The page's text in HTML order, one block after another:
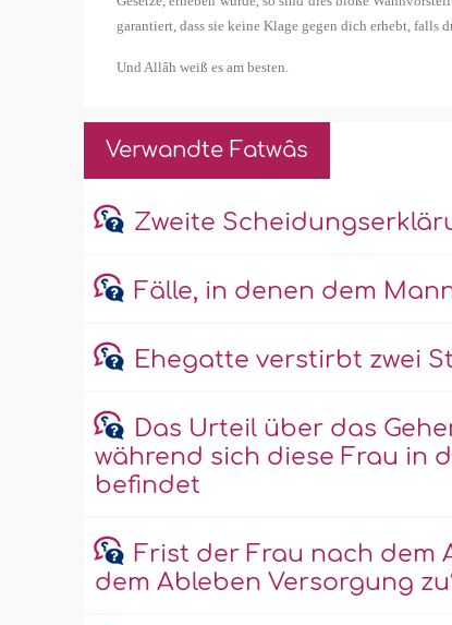
garantiert, dass sie keine Klage gegen dich erhebt, falls
Und Allâh weiß es am besten.
Verwandte Fatwâs
Zweite
Fälle, in denen dem
Ehegatte verstirbt zwei
Das Urteil über das
während sich diese Frau in
befindet
Frist der Frau nach dem
dem Ableben Versorgung